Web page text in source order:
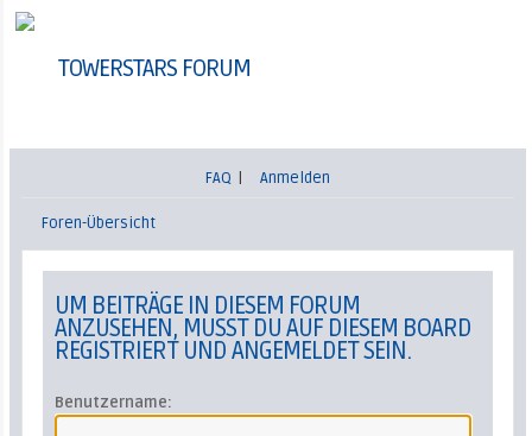
TOWERSTARS FORUM
FAQ Anmelden
Foren-Übersicht
UM BEITRÄGE IN DIESEM FORUM
ANZUSEHEN, MUSST DU AUF DIESEM BOARD
REGISTRIERT UND ANGEMELDET SEIN.
Benutzername: